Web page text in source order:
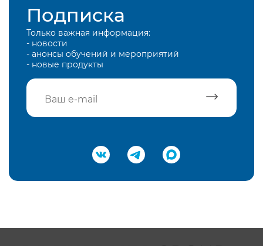
Подписка
Только важная информация:
- новости
- анонсы обучений и мероприятий
- новые продукты
Подтвердить e-mail